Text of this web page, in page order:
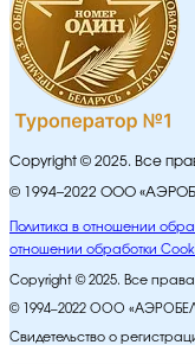
Copyright © 2025. Все
© 1994–2022 ООО
Политика в отношении
отношении обработки
Copyright © 2025. Все
© 1994–2022 ООО
Свидетельство о